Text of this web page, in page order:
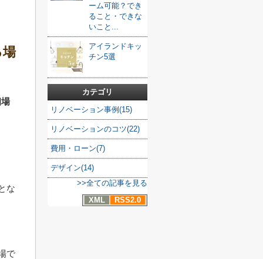
な
で
ーム可能？でき
ること・できな
いこと...
アイランドキッ
チン5選
カテゴリ
リノベーション事例(15)
リノベーションのコツ(22)
費用・ローン(7)
デザイン(14)
>>全ての記事を見る
XML
RSS2.0